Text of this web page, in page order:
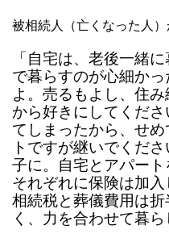
被相続人（亡くなった人）
「自宅は、老後一緒
で暮らすのが心細か
よ。売るもよし、住
から好きにしてくだ
てしまったから、せ
トですが継いでくだ
子に。自宅とアパート
それぞれに保険は加
相続税と葬儀費用は
く、力を合わせて暮ら